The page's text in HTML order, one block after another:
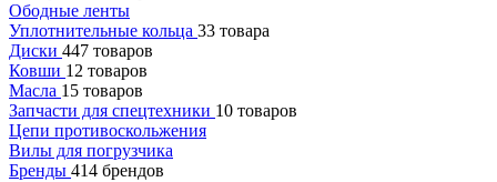
Ободные ленты
Уплотнительные кольца 33 товара
Диски 447 товаров
Ковши 12 товаров
Масла 15 товаров
Запчасти для спецтехники 10 товаров
Цепи противоскольжения
Вилы для погрузчика
Бренды 414 брендов